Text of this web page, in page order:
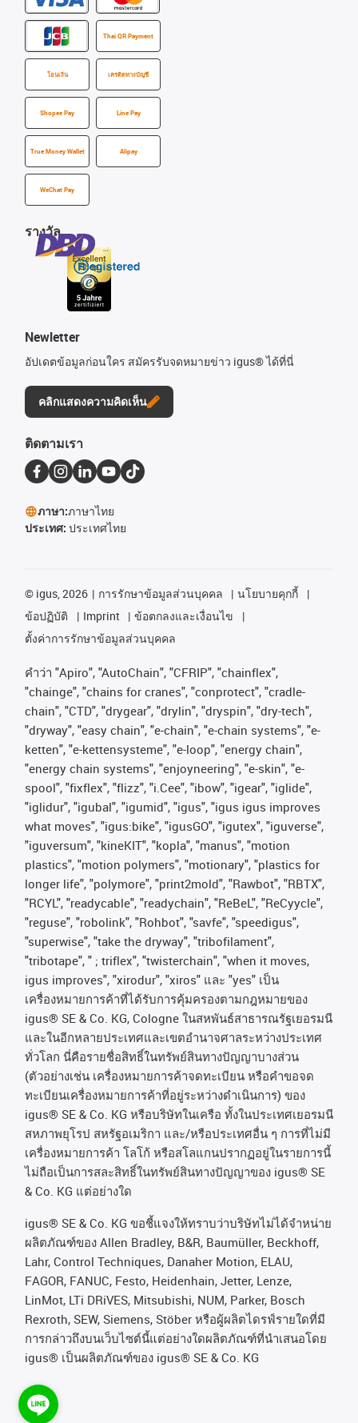
Thai QR Payment
โอนเงิน เครดิตทางบัญชี
Shopee Pay Line Pay
True Money Wallet Alipay
WeChat Pay
รางวัล
Newletter
อัปเดตข้อมูลก่อนใคร สมัครรับจดหมายข่าว igus® ได้ที่นี่
คลิกแสดงความคิดเห็น
ติดตามเรา
ภาษา:ภาษาไทย
ประเทศ: ประเทศไทย
© igus, 2026 การรักษาข้อมูลส่วนบุคคล
นโยบายคุกกี้
ข้อปฏิบัติ
Imprint
ข้อตกลงและเงื่อนไข
ตั้งค่าการรักษาข้อมูลส่วนบุคคล
คําว่า "Apiro", "AutoChain", "CFRIP", "chainflex",
"chainge", "chains for cranes", "conprotect", "cradle-
chain", "CTD", "drygear", "drylin", "dryspin", "dry-tech",
"dryway", "easy chain", "e-chain", "e-chain systems", "e-
ketten", "e-kettensysteme", "e-loop", "energy chain",
"energy chain systems", "enjoyneering", "e-skin", "e-
spool", "fixflex", "flizz", "i.Cee", "ibow", "igear", "iglide",
"iglidur", "igubal", "igumid", "igus", "igus igus improves
what moves", "igus:bike", "igusGO", "igutex", "iguverse",
"iguversum", "kineKIT", "kopla", "manus", "motion
plastics", "motion polymers", "motionary", "plastics for
longer life", "polymore", "print2mold", "Rawbot", "RBTX",
"RCYL", "readycable", "readychain", "ReBeL", "ReCyycle",
"reguse", "robolink", "Rohbot", "savfe", "speedigus",
"superwise", "take the dryway", "tribofilament",
"tribotape", " ; triflex", "twisterchain", "when it moves,
igus improves", "xirodur", "xiros" และ "yes" เป็น
เครื่องหมายการค้าที่ได้รับการคุ้มครองตามกฎหมายของ
igus® SE & Co. KG, Cologne ในสหพันธ์สาธารณรัฐเยอรมนี
และในอีกหลายประเทศและเขตอํานาจศาลระหว่างประเทศ
ทั่วโลก นี่คือรายชื่อสิทธิ์ในทรัพย์สินทางปัญญาบางส่วน
(ตัวอย่างเช่น เครื่องหมายการค้าจดทะเบียน หรือคำขอจด
ทะเบียนเครื่องหมายการค้าที่อยู่ระหว่างดำเนินการ) ของ
igus® SE & Co. KG หรือบริษัทในเครือ ทั้งในประเทศเยอรมนี
สหภาพยุโรป สหรัฐอเมริกา และ/หรือประเทศอื่น ๆ การที่ไม่มี
เครื่องหมายการค้า โลโก้ หรือสโลแกนปรากฏอยู่ในรายการนี้
ไม่ถือเป็นการสละสิทธิ์ในทรัพย์สินทางปัญญาของ igus® SE
& Co. KG แต่อย่างใด
igus® SE & Co. KG ขอชี้แจงให้ทราบว่าบริษัทไม่ได้จําหน่าย
ผลิตภัณฑ์ของ Allen Bradley, B&R, Baumüller, Beckhoff,
Lahr, Control Techniques, Danaher Motion, ELAU,
FAGOR, FANUC, Festo, Heidenhain, Jetter, Lenze,
LinMot, LTi DRiVES, Mitsubishi, NUM, Parker, Bosch
Rexroth, SEW, Siemens, Stöber หรือผู้ผลิตไดรฟ์รายใดที่มี
การกล่าวถึงบนเว็บไซต์นี้แต่อย่างใดผลิตภัณฑ์ที่นําเสนอโดย
igus® เป็นผลิตภัณฑ์ของ igus® SE & Co. KG